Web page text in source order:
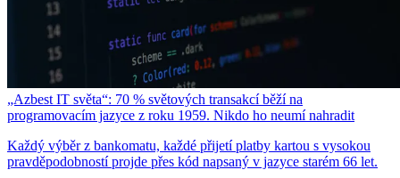
„Azbest IT světa“: 70 % světových transakcí běží na
programovacím jazyce z roku 1959. Nikdo ho neumí nahradit
Každý výběr z bankomatu, každé přijetí platby kartou s vysokou
pravděpodobností projde přes kód napsaný v jazyce starém 66 let.